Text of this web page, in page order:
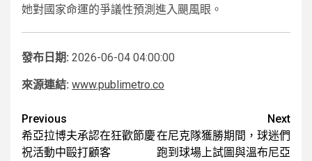
她對國家命運的爭議性預測進入颶風眼。
發布日期: 2026-06-04 04:00:00
來源連結: www.publimetro.co
Post
navigation
Previous
希亞拉博夫承認在狂歡節慶
祝活動中毆打顧客
Next
在尼克隊獲勝期間，球迷們
跑到球場上試圖與溫布尼亞